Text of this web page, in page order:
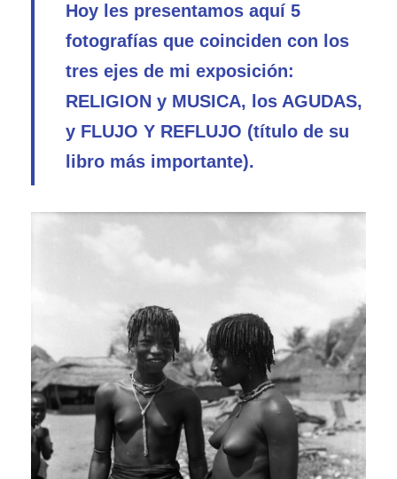
Hoy les presentamos aquí 5
fotografías que coinciden con los
tres ejes de mi exposición:
RELIGION y MUSICA, los AGUDAS,
y FLUJO Y REFLUJO (título de su
libro más importante).